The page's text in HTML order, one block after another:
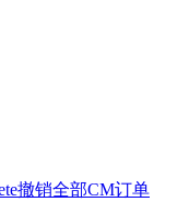
撤销全部CM订单